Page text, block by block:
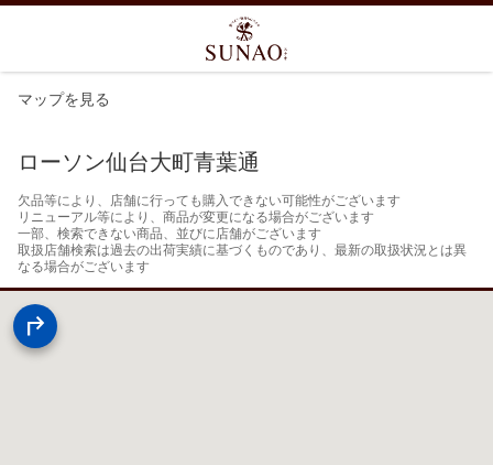
マップを見る
ローソン仙台大町青葉通
欠品等により、店舗に行っても購入できない可能性がございます
リニューアル等により、商品が変更になる場合がございます
一部、検索できない商品、並びに店舗がございます
取扱店舗検索は過去の出荷実績に基づくものであり、最新の取扱状況とは異
なる場合がございます